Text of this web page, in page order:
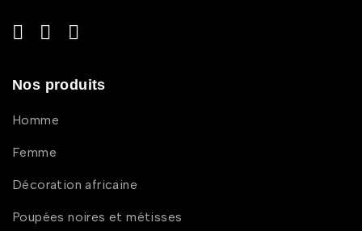
Nos produits
Homme
Femme
Décoration africaine
Poupées noires et métisses